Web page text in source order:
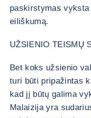
paskirstymas
eiliškumą.
UŽSIENIO TEISMŲ
Bet koks užsienio
turi būti pripažintas
kad jį būtų galima
Malaizija yra